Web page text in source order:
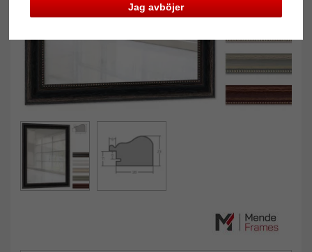
Jag avböjer